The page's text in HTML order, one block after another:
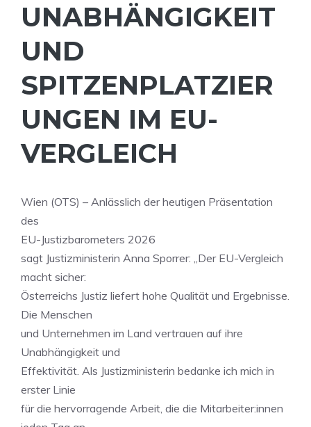
UNABHÄNGIGKEIT
UND
SPITZENPLATZIER
UNGEN IM EU-
VERGLEICH
Wien (OTS) – Anlässlich der heutigen Präsentation
des
EU-Justizbarometers 2026
sagt Justizministerin Anna Sporrer: „Der EU-Vergleich
macht sicher:
Österreichs Justiz liefert hohe Qualität und Ergebnisse.
Die Menschen
und Unternehmen im Land vertrauen auf ihre
Unabhängigkeit und
Effektivität. Als Justizministerin bedanke ich mich in
erster Linie
für die hervorragende Arbeit, die die Mitarbeiter:innen